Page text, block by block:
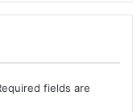
fields are